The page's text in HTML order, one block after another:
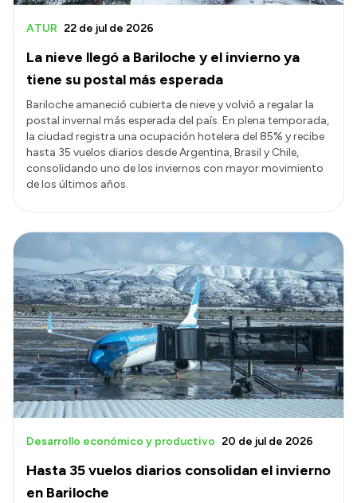
La nieve llegó a Bariloche y el invierno ya
tiene su postal más esperada
ATUR 22 de jul de 2026
Bariloche amaneció cubierta de nieve y volvió a regalar la
postal invernal más esperada del país. En plena temporada,
la ciudad registra una ocupación hotelera del 85% y recibe
hasta 35 vuelos diarios desde Argentina, Brasil y Chile,
consolidando uno de los inviernos con mayor movimiento
de los últimos años.
Hasta 35 vuelos diarios consolidan el invierno
en Bariloche
Desarrollo económico y productivo 20 de jul de 2026